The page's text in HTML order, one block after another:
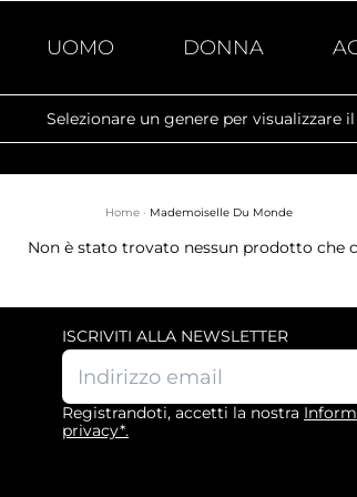
UOMO DONNA
Selezionare un genere per visualizzare
Home · Mademoiselle Du Monde
Non è stato trovato nessun prodotto che
ISCRIVITI ALLA NEWSLETTER
Registrandoti, accetti la nostra
privacy*.